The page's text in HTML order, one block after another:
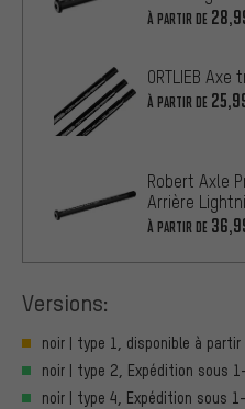
À PARTIR DE
ORTLIEB
À PARTIR DE
Robert Axle
Arrière
À PARTIR DE
Versions:
noir | type 1, disponible à partir
noir | type 2, Expédition sous
noir | type 4, Expédition sous